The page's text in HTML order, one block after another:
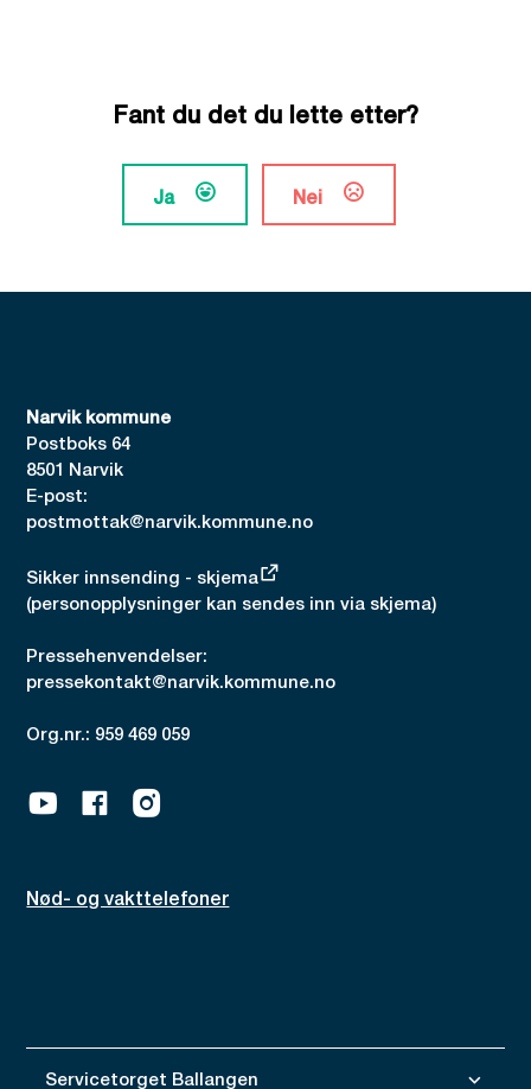
Fant du det du lette etter?
Ja Nei
Narvik kommune
Postboks 64
8501 Narvik
E-post:
postmottak@narvik.kommune.no
Sikker innsending - skjema
(personopplysninger kan sendes inn via skjema)
Pressehenvendelser:
pressekontakt@narvik.kommune.no
Org.nr.: 959 469 059
YoutubeFacebookInstagram
Nød- og vakttelefoner
Servicetorget Ballangen